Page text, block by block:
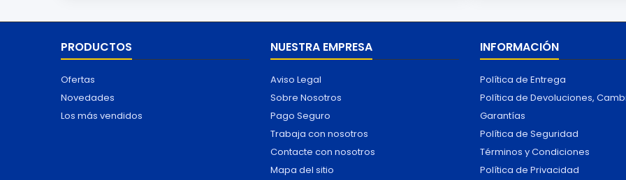
PRODUCTOS
Ofertas
Novedades
Los más vendidos
NUESTRA EMPRESA
Aviso Legal
Sobre Nosotros
Pago Seguro
Trabaja con nosotros
Contacte con nosotros
Mapa del sitio
INFORMACIÓN
Política de Entrega
Política de Devoluciones,
Garantías
Política de Seguridad
Términos y Condiciones
Política de Privacidad